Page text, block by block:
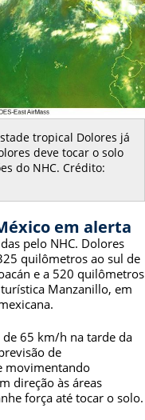
tropical Dolores já
deve tocar o solo
do NHC. Crédito:
em alerta
pelo NHC. Dolores
quilômetros ao sul de
e a 520 quilômetros
Manzanillo, em
65 km/h na tarde da
de
movimentando
direção às áreas
força até tocar o solo.